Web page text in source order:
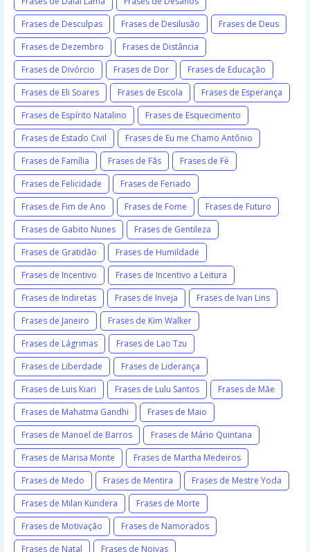
Frases de Desculpas
Frases de Desilusão
Frases de Deus
Frases de Dezembro
Frases de Distância
Frases de Divórcio
Frases de Dor
Frases de Educação
Frases de Eli Soares
Frases de Escola
Frases de Esperança
Frases de Espírito Natalino
Frases de Esquecimento
Frases de Estado Civil
Frases de Eu me Chamo Antônio
Frases de Família
Frases de Fãs
Frases de Fé
Frases de Felicidade
Frases de Feriado
Frases de Fim de Ano
Frases de Fome
Frases de Futuro
Frases de Gabito Nunes
Frases de Gentileza
Frases de Gratidão
Frases de Humildade
Frases de Incentivo
Frases de Incentivo a Leitura
Frases de Indiretas
Frases de Inveja
Frases de Ivan Lins
Frases de Janeiro
Frases de Kim Walker
Frases de Lágrimas
Frases de Lao Tzu
Frases de Liberdade
Frases de Liderança
Frases de Luis Kiari
Frases de Lulu Santos
Frases de Mãe
Frases de Mahatma Gandhi
Frases de Maio
Frases de Manoel de Barros
Frases de Mário Quintana
Frases de Marisa Monte
Frases de Martha Medeiros
Frases de Medo
Frases de Mentira
Frases de Mestre Yoda
Frases de Milan Kundera
Frases de Morte
Frases de Motivação
Frases de Namorados
Frases de Natal
Frases de Noivas